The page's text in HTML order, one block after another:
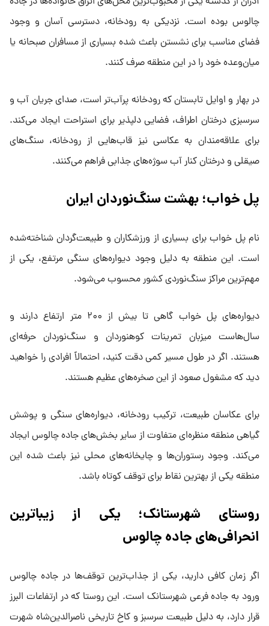
چالوس بوده است. نزدیکی به رودخانه، دسترسی آسان و وجود
فضای مناسب برای نشستن باعث شده بسیاری از مسافران صبحانه یا
میان‌وعده خود را در این منطقه صرف کنند.
در بهار و اوایل تابستان که رودخانه پرآب‌تر است، صدای جریان آب و
سرسبزی درختان اطراف، فضایی دلپذیر برای استراحت ایجاد می‌کند.
برای علاقه‌مندان به عکاسی نیز قاب‌هایی از رودخانه، سنگ‌های
صیقلی و درختان کنار آب سوژه‌های جذابی فراهم می‌کنند.
پل خواب؛ بهشت سنگ‌نوردان ایران
نام پل خواب برای بسیاری از ورزشکاران و طبیعت‌گردان شناخته‌شده
است. این منطقه به دلیل وجود دیواره‌های سنگی مرتفع، یکی از
مهم‌ترین مراکز سنگ‌نوردی کشور محسوب می‌شود.
دیواره‌های پل خواب گاهی تا بیش از ۲۰۰ متر ارتفاع دارند و
سال‌هاست میزبان تمرینات کوهنوردان و سنگ‌نوردان حرفه‌ای
هستند. اگر در طول مسیر کمی دقت کنید، احتمالاً افرادی را خواهید
دید که مشغول صعود از این صخره‌های عظیم هستند.
برای عکاسان طبیعت، ترکیب رودخانه، دیواره‌های سنگی و پوشش
گیاهی منطقه منظره‌ای متفاوت از سایر بخش‌های جاده چالوس ایجاد
می‌کند. وجود رستوران‌ها و چایخانه‌های محلی نیز باعث شده این
منطقه یکی از بهترین نقاط برای توقف کوتاه باشد.
روستای شهرستانک؛ یکی از زیباترین
انحرافی‌های جاده چالوس
اگر زمان کافی دارید، یکی از جذاب‌ترین توقف‌ها در جاده چالوس
ورود به جاده فرعی شهرستانک است. این روستا که در ارتفاعات البرز
قرار دارد، به دلیل طبیعت سرسبز و کاخ تاریخی ناصرالدین‌شاه شهرت